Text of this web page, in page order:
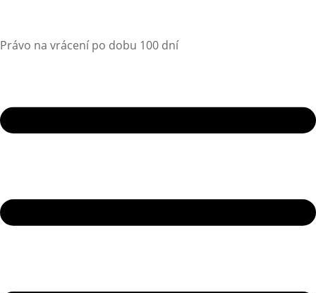
Právo na vrácení po dobu 100 dní